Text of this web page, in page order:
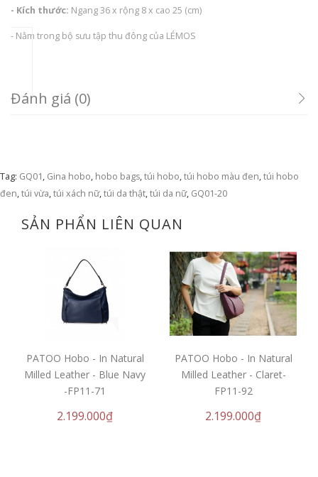
- Kích thước: Ngang 36 x rộng 8 x cao 25 (cm)
- Nằm trong bộ sưu tập thu đông của LÉMOS
Đánh giá (0)
Tag: GQ01, Gina hobo, hobo bags,túi hobo,túi hobo màu đen,túi hobo
đen,túi vừa,túi xách nữ,túi da thật,túi da nữ, GQ01-20
SẢN PHẨN LIÊN QUAN
PATOO Hobo - In Natural
Milled Leather - Blue Navy
-FP11-71
2.199.000₫
PATOO Hobo - In Natural
Milled Leather - Claret-
FP11-92
2.199.000₫